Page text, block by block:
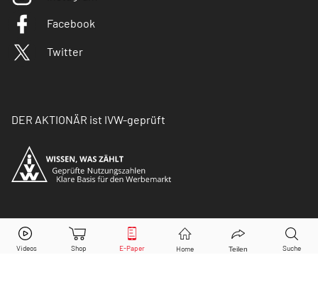
Facebook
Twitter
DER AKTIONÄR ist IVW-geprüft
© Copyright 2026 Börsenmedien AG. Alle Rechte